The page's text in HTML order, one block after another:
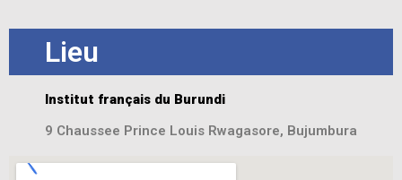
Lieu
Institut français du Burundi
9 Chaussee Prince Louis Rwagasore, Bujumbura